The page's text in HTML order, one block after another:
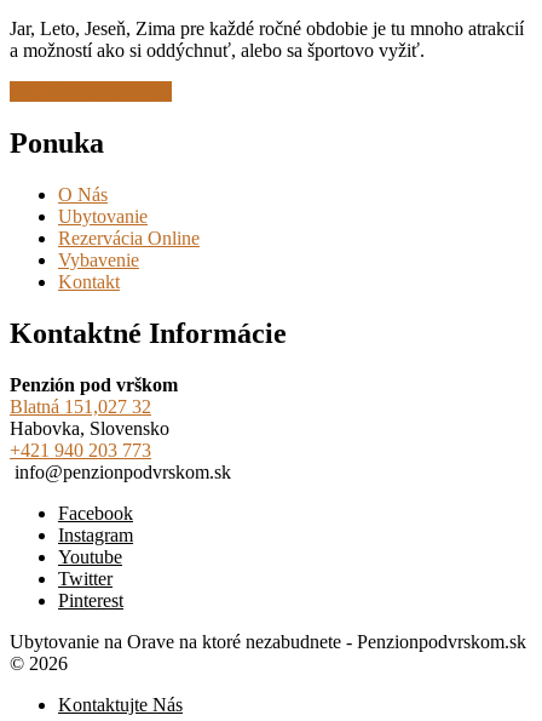
Jar, Leto, Jeseň, Zima pre každé ročné obdobie je tu mnoho atrakcií
a možností ako si oddýchnuť, alebo sa športovo vyžiť.
Ponuka
O Nás
Ubytovanie
Rezervácia Online
Vybavenie
Kontakt
Kontaktné Informácie
Penzión pod vrškom
Blatná 151,027 32
Habovka, Slovensko
+421 940 203 773
info@penzionpodvrskom.sk
Facebook
Instagram
Youtube
Twitter
Pinterest
Ubytovanie na Orave na ktoré nezabudnete - Penzionpodvrskom.sk
© 2026
Kontaktujte Nás